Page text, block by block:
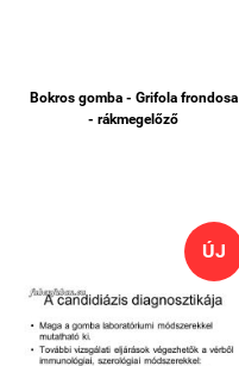
Bokros gomba - Grifola frondosa
- rákmegelőző
ÚJ